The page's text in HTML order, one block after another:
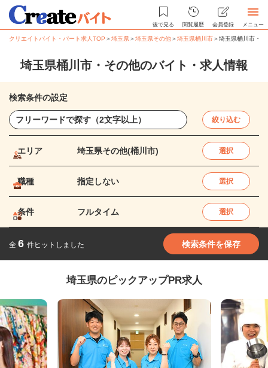
後で見る 閲覧履歴 会員登録 メニュー
クリエイトバイト・パート求人TOP ＞埼玉県＞埼玉県その他＞埼玉県桶川市＞埼玉県桶川市・
埼玉県桶川市・その他のバイト・求人情報
検索条件の設定
絞り込む
エリア 埼玉県その他(桶川市) 選択
職種 指定しない 選択
条件 フルタイム 選択
全 6 件ヒットしました 検索条件を保存
埼玉県のピックアップPR求人